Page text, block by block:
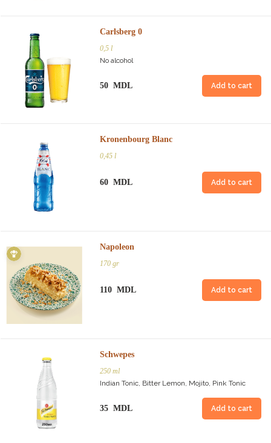
Carlsberg 0
0,5 l
No alcohol
50 MDL Add to cart
Kronenbourg Blanc
0,45 l
60 MDL Add to cart
Napoleon
170 gr
110 MDL Add to cart
Schwepes
250 ml
Indian Tonic, Bitter Lemon, Mojito, Pink Tonic
35 MDL Add to cart